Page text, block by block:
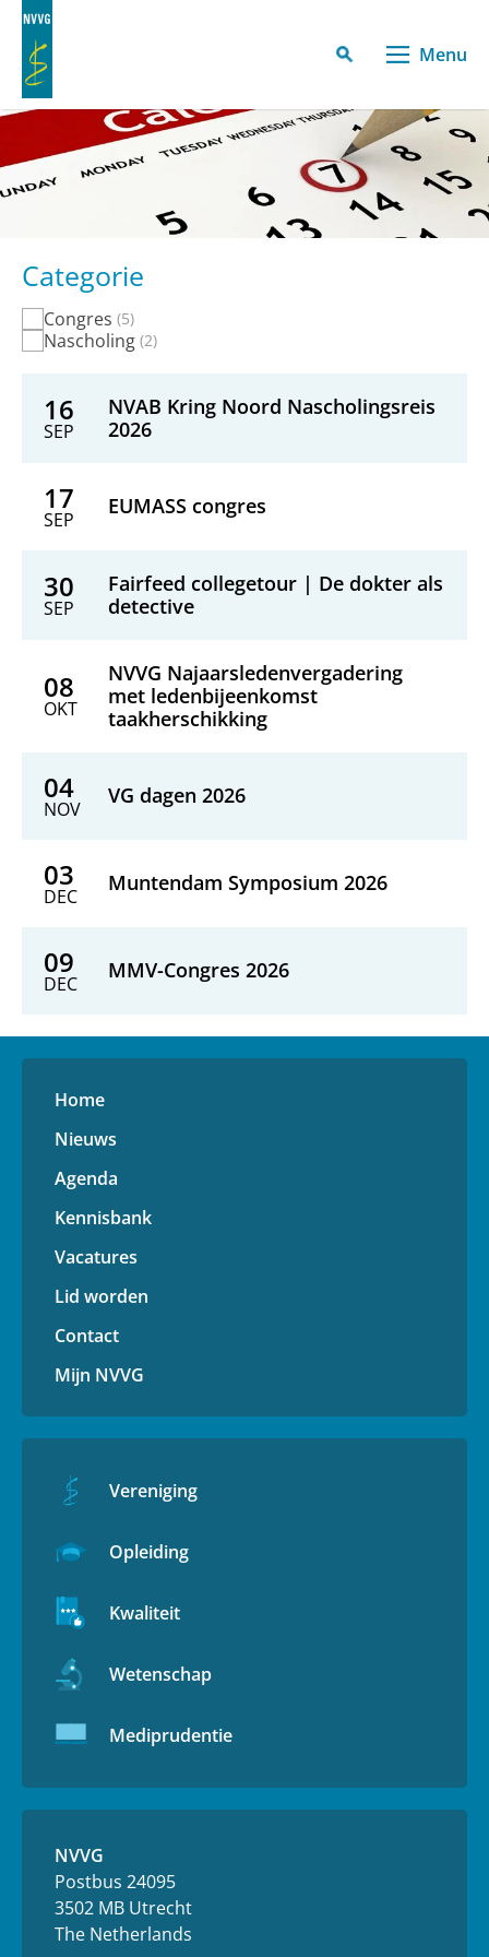
Menu
Categorie
Congres 5
Nascholing 2
16
SEP
NVAB Kring Noord Nascholingsreis
2026
17
SEP
EUMASS congres
30
SEP
Fairfeed collegetour | De dokter als
detective
08
OKT
NVVG Najaarsledenvergadering
met ledenbijeenkomst
taakherschikking
04
NOV
VG dagen 2026
03
DEC
Muntendam Symposium 2026
09
DEC
MMV-Congres 2026
Home
Nieuws
Agenda
Kennisbank
Vacatures
Lid worden
Contact
Mijn NVVG
Vereniging
Opleiding
Kwaliteit
Wetenschap
Mediprudentie
NVVG
Postbus 24095
3502 MB Utrecht
The Netherlands